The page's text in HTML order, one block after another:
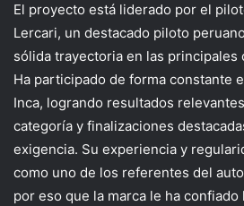
El proyecto está liderado por el
Lercari, un destacado piloto
sólida trayectoria en las principales
Ha participado de forma constante
Inca, logrando resultados
categoría y finalizaciones
exigencia. Su experiencia y
como uno de los referentes del
por eso que la marca le ha confiado